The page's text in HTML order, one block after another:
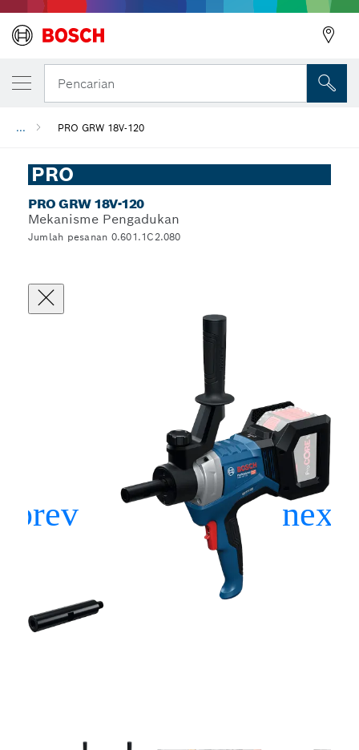
Pencarian
... PRO GRW 18V-120
PRO
PRO GRW 18V-120
Mekanisme Pengadukan
Jumlah pesanan 0.601.1C2.080